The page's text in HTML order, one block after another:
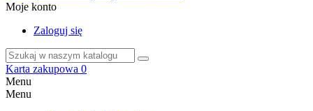
Moje konto
Zaloguj się
Karta zakupowa 0
Menu
Menu